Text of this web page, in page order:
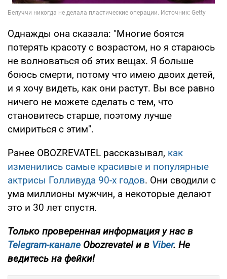
Однажды она сказала: "Многие боятся
потерять красоту с возрастом, но я стараюсь
не волноваться об этих вещах. Я больше
боюсь смерти, потому что имею двоих детей,
и я хочу видеть, как они растут. Вы все равно
ничего не можете сделать с тем, что
становитесь старше, поэтому лучше
смириться с этим".
Ранее OBOZREVATEL рассказывал, как
изменились самые красивые и популярные
актрисы Голливуда 90-х годов. Они сводили с
ума миллионы мужчин, а некоторые делают
это и 30 лет спустя.
Только проверенная информация у нас в
Telegram-канале Obozrevatel и в Viber. Не
ведитесь на фейки!